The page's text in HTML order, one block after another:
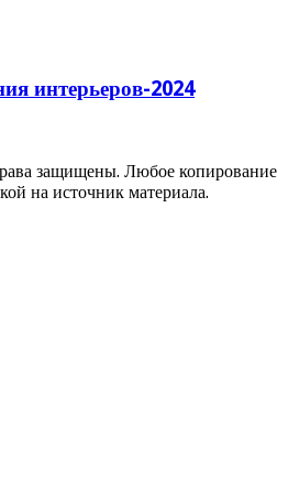
интерьеров-2024
защищены. Любое копирование
на источник материала.